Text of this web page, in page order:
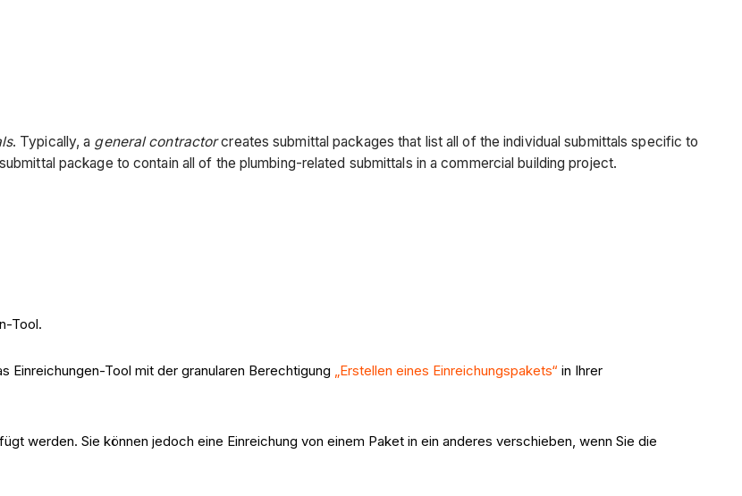
. Typically, a general contractorcreates submittal packages that list all of the individual submittals specific to
package to contain all of the plumbing-related submittals in a commercial building project.
Tool.
Einreichungen-Tool mit der granularen Berechtigung
„Erstellen eines Einreichungspakets“ in Ihrer
werden. Sie können jedoch eine Einreichung von einem Paket in ein anderes verschieben, wenn Sie die